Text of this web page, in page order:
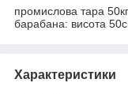
промислова тара
барабана: висота
Характеристики